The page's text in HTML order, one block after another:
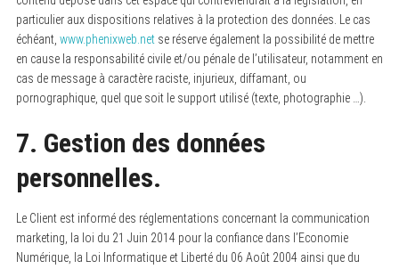
particulier aux dispositions relatives à la protection des données. Le cas
échéant, www.phenixweb.netse réserve également la possibilité de mettre
en cause la responsabilité civile et/ou pénale de l’utilisateur, notamment en
cas de message à caractère raciste, injurieux, diffamant, ou
pornographique, quel que soit le support utilisé (texte, photographie …).
7. Gestion des données
personnelles.
Le Client est informé des réglementations concernant la communication
marketing, la loi du 21 Juin 2014 pour la confiance dans l’Economie
Numérique, la Loi Informatique et Liberté du 06 Août 2004 ainsi que du